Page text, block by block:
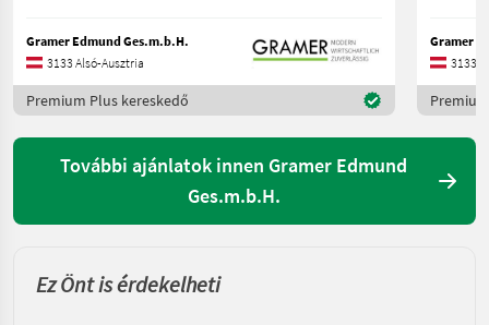
Gramer Edmund Ges.m.b.H.
3133 Alsó-Ausztria
Premium Plus kereskedő
Gramer
3133
További ajánlatok innen Gramer Edmund
Ges.m.b.H.
Ez Önt is érdekelheti